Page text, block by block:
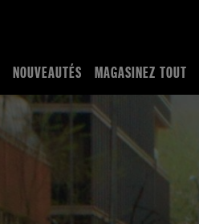
NOUVEAUTÉS MAGASINEZ TOUT